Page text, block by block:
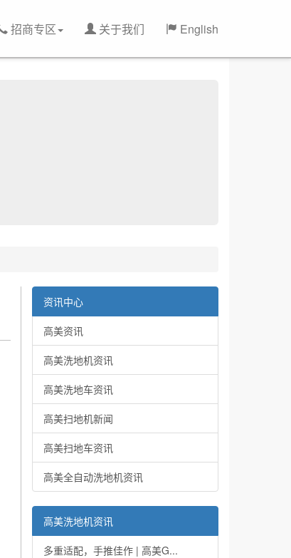
招商专区 关于我们 English
资讯中心
高美资讯
高美洗地机资讯
高美洗地车资讯
高美扫地机新闻
高美扫地车资讯
高美全自动洗地机资讯
高美洗地机资讯
多重适配，手推佳作 | 高美G...